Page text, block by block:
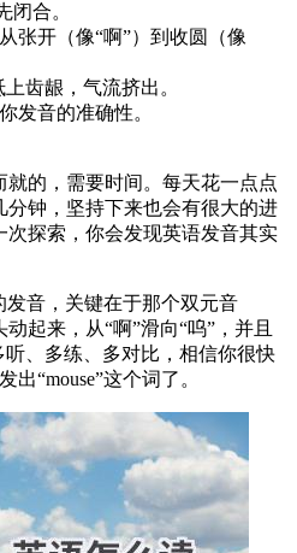
闭合。
张开（像“啊”）到收圆（像
齿龈，气流挤出。
发音的准确性。
就的，需要时间。每天花一点点
分钟，坚持下来也会有很大的进
次探索，你会发现英语发音其实
发音，关键在于那个双元音
起来，从“啊”滑向“呜”，并且
、多练、多对比，相信你很快
“mouse”这个词了。